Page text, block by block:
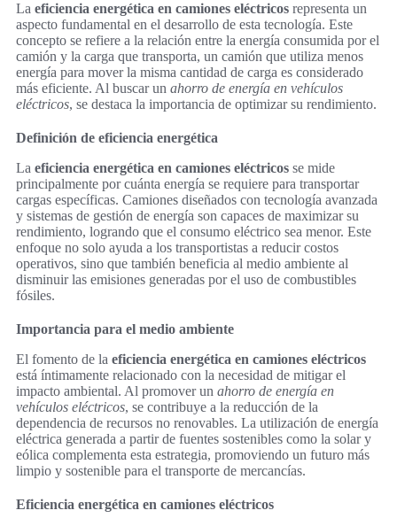
La eficiencia energética en camiones eléctricos representa un
aspecto fundamental en el desarrollo de esta tecnología. Este
concepto se refiere a la relación entre la energía consumida por el
camión y la carga que transporta, un camión que utiliza menos
energía para mover la misma cantidad de carga es considerado
más eficiente. Al buscar un ahorro de energía en vehículos
eléctricos, se destaca la importancia de optimizar su rendimiento.
Definición de eficiencia energética
La eficiencia energética en camiones eléctricos se mide
principalmente por cuánta energía se requiere para transportar
cargas específicas. Camiones diseñados con tecnología avanzada
y sistemas de gestión de energía son capaces de maximizar su
rendimiento, logrando que el consumo eléctrico sea menor. Este
enfoque no solo ayuda a los transportistas a reducir costos
operativos, sino que también beneficia al medio ambiente al
disminuir las emisiones generadas por el uso de combustibles
fósiles.
Importancia para el medio ambiente
El fomento de la eficiencia energética en camiones eléctricos
está íntimamente relacionado con la necesidad de mitigar el
impacto ambiental. Al promover un ahorro de energía en
vehículos eléctricos, se contribuye a la reducción de la
dependencia de recursos no renovables. La utilización de energía
eléctrica generada a partir de fuentes sostenibles como la solar y
eólica complementa esta estrategia, promoviendo un futuro más
limpio y sostenible para el transporte de mercancías.
Eficiencia energética en camiones eléctricos